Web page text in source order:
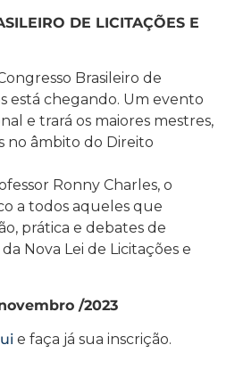
DE LICITAÇÕES E
Brasileiro de
está chegando. Um evento
e trará os maiores mestres,
no âmbito do Direito
Ronny Charles, o
a todos aqueles que
prática e debates de
Nova Lei de Licitações e
/2023
e faça já sua inscrição.